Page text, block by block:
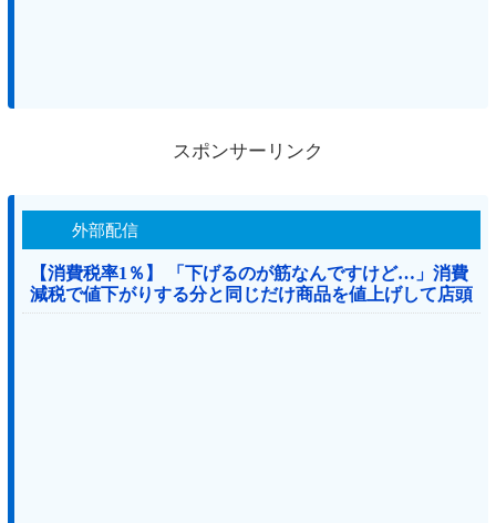
スポンサーリンク
外部配信
【消費税率1％】 「下げるのが筋なんですけど…」消費
減税で値下がりする分と同じだけ商品を値上げして店頭
価格を変えない店も